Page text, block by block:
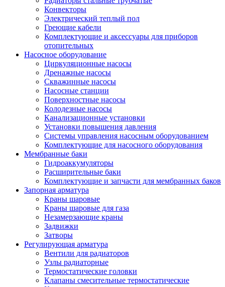
Конвекторы
Электрический теплый пол
Греющие кабели
Комплектующие и аксессуары для приборов
отопительных
Насосное оборудование
Циркуляционные насосы
Дренажные насосы
Скважинные насосы
Насосные станции
Поверхностные насосы
Колодезные насосы
Канализационные установки
Установки повышения давления
Системы управления насосным оборудованием
Комплектующие для насосного оборудования
Мембранные баки
Гидроаккумуляторы
Расширительные баки
Комплектующие и запчасти для мембранных баков
Запорная арматура
Краны шаровые
Краны шаровые для газа
Незамерзающие краны
Задвижки
Затворы
Регулирующая арматура
Вентили для радиаторов
Узлы радиаторные
Термостатические головки
Клапаны смесительные термостатические